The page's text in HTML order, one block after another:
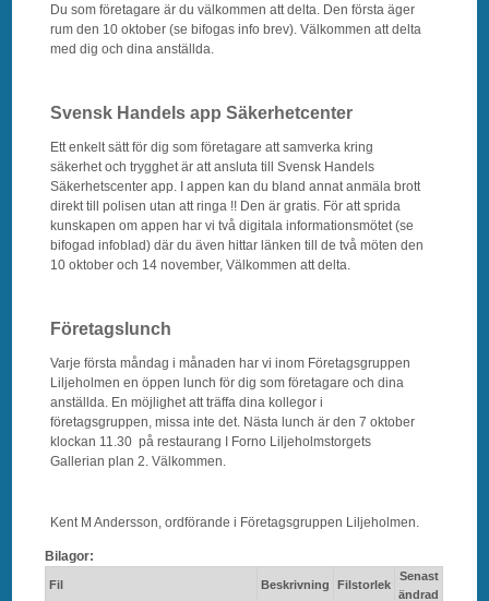
Du som företagare är du välkommen att delta. Den första äger
rum den 10 oktober (se bifogas info brev). Välkommen att delta
med dig och dina anställda.
Svensk Handels app Säkerhetcenter
Ett enkelt sätt för dig som företagare att samverka kring
säkerhet och trygghet är att ansluta till Svensk Handels
Säkerhetscenter app. I appen kan du bland annat anmäla brott
direkt till polisen utan att ringa !! Den är gratis. För att sprida
kunskapen om appen har vi två digitala informationsmötet (se
bifogad infoblad) där du även hittar länken till de två möten den
10 oktober och 14 november, Välkommen att delta.
Företagslunch
Varje första måndag i månaden har vi inom Företagsgruppen
Liljeholmen en öppen lunch för dig som företagare och dina
anställda. En möjlighet att träffa dina kollegor i
företagsgruppen, missa inte det. Nästa lunch är den 7 oktober
klockan 11.30 på restaurang I Forno Liljeholmstorgets
Gallerian plan 2. Välkommen.
Kent M Andersson, ordförande i Företagsgruppen Liljeholmen.
Bilagor:
Fil Beskrivning Filstorlek
Senast
ändrad